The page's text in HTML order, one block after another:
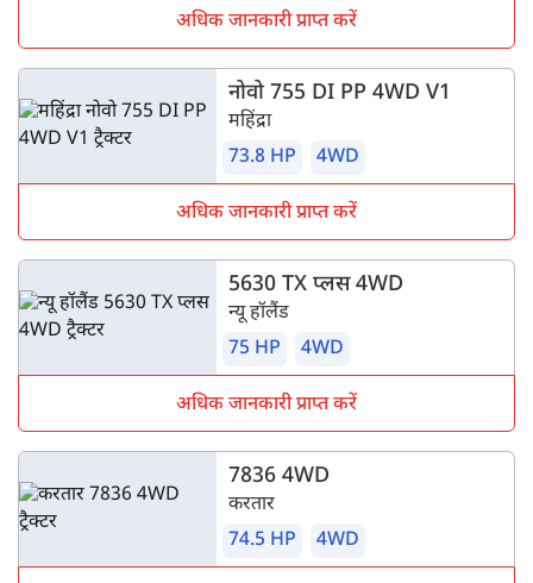
अधिक जानकारी प्राप्त करें
नोवो 755 DI PP 4WD V1
महिंद्रा
73.8 HP
4WD
अधिक जानकारी प्राप्त करें
5630 TX प्लस 4WD
न्यू हॉलैंड
75 HP
4WD
अधिक जानकारी प्राप्त करें
7836 4WD
करतार
74.5 HP
4WD